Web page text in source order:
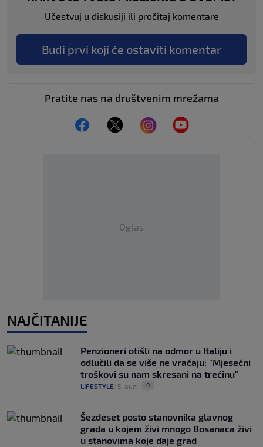
Učestvuj u diskusiji ili pročitaj komentare
Budi prvi koji će ostaviti komentar
Pratite nas na društvenim mrežama
Oglas
NAJČITANIJE
Penzioneri otišli na odmor u Italiju i
odlučili da se više ne vraćaju: "Mjesečni
troškovi su nam skresani na trećinu"
LIFESTYLE 5. aug. 0
Šezdeset posto stanovnika glavnog
grada u kojem živi mnogo Bosanaca živi
u stanovima koje daje grad